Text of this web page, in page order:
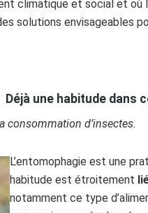
climatique et social et où
solutions envisageables
Déjà une habitude dans
consommation d’insectes.
L’entomophagie est une
habitude est étroitement
notamment ce type